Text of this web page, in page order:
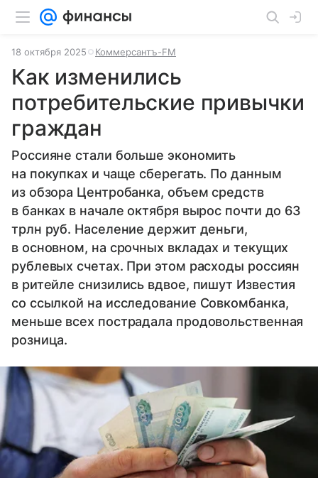
18 октября 2025 Коммерсантъ-FM
Как изменились
потребительские привычки
граждан
Россияне стали больше экономить
на покупках и чаще сберегать. По данным
из обзора Центробанка, объем средств
в банках в начале октября вырос почти до 63
трлн руб. Население держит деньги,
в основном, на срочных вкладах и текущих
рублевых счетах. При этом расходы россиян
в ритейле снизились вдвое, пишут Известия
со ссылкой на исследование Совкомбанка,
меньше всех пострадала продовольственная
розница.